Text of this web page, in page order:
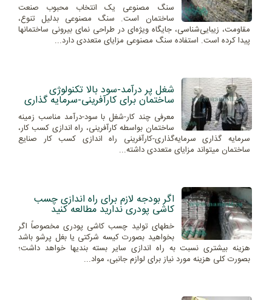
سنگ مصنوعی یک انتخاب محبوب صنعت
ساختمان است. سنگ مصنوعی بدلیل تنوع،
مقاومت، زیبایی‌شناسی، جایگاه ویژه‌ای در طراحی نمای بیرونی ساختمانها
پیدا کرده است. استفاده سنگ مصنوعی مزایای متعددی دارد...
شغل پر درآمد-سود بالا تکنولوژی
ساختمان برای کارآفرینی-سرمایه گذاری
معرفی چند کار-شغل با سود-درآمد مناسب زمینه
ساختمان بواسطه کارآفرینی، راه اندازی کسب کار،
سرمایه گذاری سرمایه‌گذاری-کارآفرینی راه اندازی کسب کار صنایع
ساختمان میتواند مزایای متعددی داشته...
اگر بودجه لازم برای راه اندازی چسب
کاشی پودری ندارید مطالعه کنید
خطهای تولید چسب کاشی پودری مخصوصاً اگر
بخواهید بصورت کیسه شرکتی یا بغل پرشو باشد
هزینه بیشتری نسبت به راه اندازی سایر بسته بندیها خواهد داشت؛
بصورت کلی هزینه مورد نیاز برای لوازم جانبی، مواد...